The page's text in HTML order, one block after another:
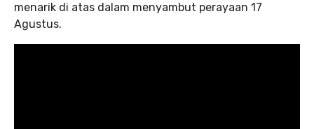
menarik di atas dalam menyambut perayaan 17
Agustus.